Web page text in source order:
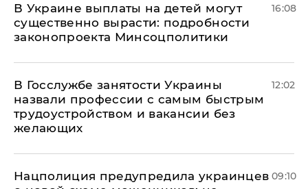
В Украине выплаты на детей могут
существенно вырасти: подробности
законопроекта Минсоцполитики
16:08
В Госслужбе занятости Украины
назвали профессии с самым быстрым
трудоустройством и вакансии без
желающих
12:02
Нацполиция предупредила украинцев 09:10